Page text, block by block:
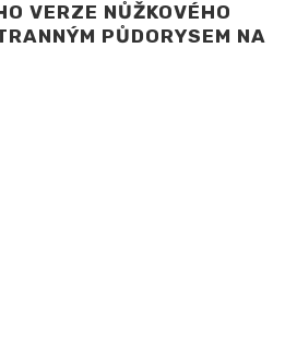
VERZE NŮŽKOVÉHO
PŮDORYSEM NA